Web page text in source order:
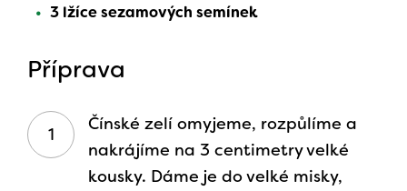
3 lžíce sezamových semínek
Příprava
Čínské zelí omyjeme, rozpůlíme a
nakrájíme na 3 centimetry velké
kousky. Dáme je do velké misky,